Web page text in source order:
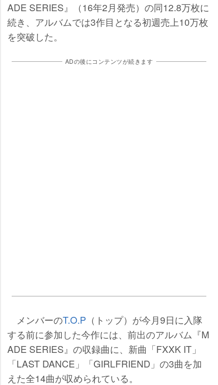
ADE SERIES』（16年2月発売）の同12.8万枚に
続き、アルバムでは3作目となる初週売上10万枚
を突破した。
ADの後にコンテンツが続きます
メンバーのT.O.P （トップ）が今月9日に入隊
する前に参加した今作には、前出のアルバム『M
ADE SERIES』の収録曲に、新曲「FXXK IT」
「LAST DANCE」「GIRLFRIEND」の3曲を加
えた全14曲が収められている。